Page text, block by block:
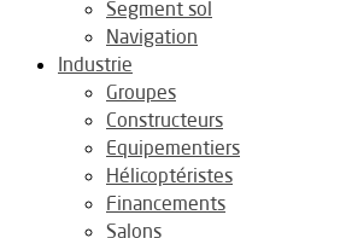
Segment sol
Navigation
Industrie
Groupes
Constructeurs
Equipementiers
Hélicoptéristes
Financements
Salons